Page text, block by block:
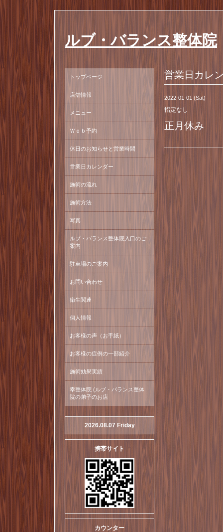
ルブ・バランス整体院
営業日カレ
2022-01-01 (Sat)
指定なし
正月休み
トップページ
店舗情報
メニュー
Ｗｅｂ予約
休日のお知らせと営業時間
営業日カレンダー
施術の流れ
施術方法
写真
ルブ・バランス整体院入口のご
案内
駐車場のご案内
お問い合わせ
衛生関連
個人情報
お客様の声（お手紙）
お客様の症例の一部紹介
施術効果実績
幸整体院 (ルブ・バランス整体
院の弟子のお店
2026.08.07 Friday
携帯サイト
カウンター